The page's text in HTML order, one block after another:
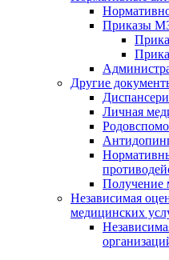
Приказы
Другие
Личная
Получение
Независимая
медицинских